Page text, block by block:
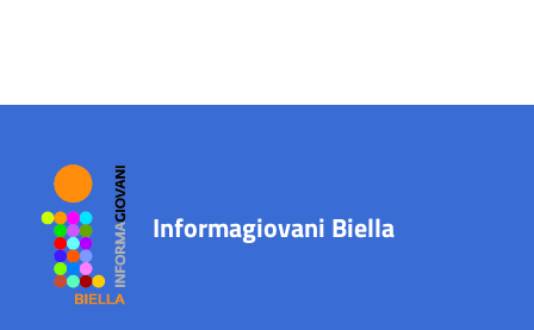
Informagiovani Biella